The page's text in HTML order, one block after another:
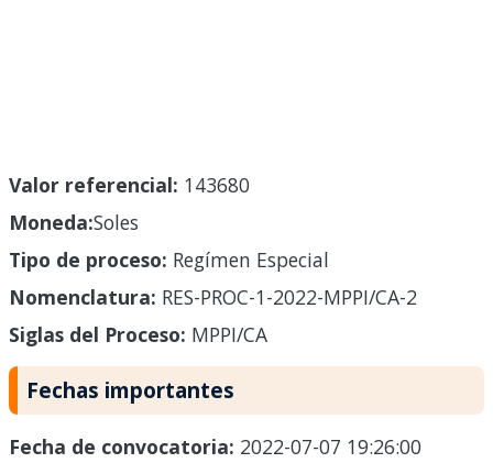
Valor referencial: 143680
Moneda:Soles
Tipo de proceso: Regímen Especial
Nomenclatura: RES-PROC-1-2022-MPPI/CA-2
Siglas del Proceso: MPPI/CA
Fechas importantes
Fecha de convocatoria: 2022-07-07 19:26:00